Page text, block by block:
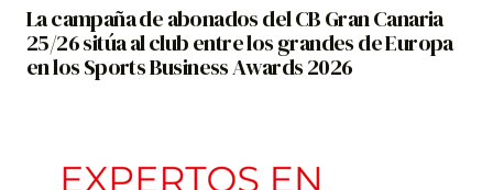
La campaña de abonados del CB Gran Canaria
25/26 sitúa al club entre los grandes de Europa
en los Sports Business Awards 2026